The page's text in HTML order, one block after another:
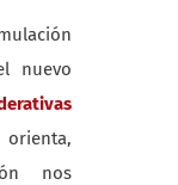
nuevo
orienta,
nos